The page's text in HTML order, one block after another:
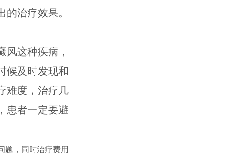
治疗效果。
风这种疾病，
候及时发现和
难度，治疗几
患者一定要避
，同时治疗费用